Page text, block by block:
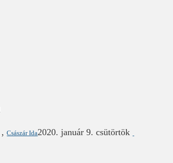
,Császár Ida2020. január 9. csütörtök